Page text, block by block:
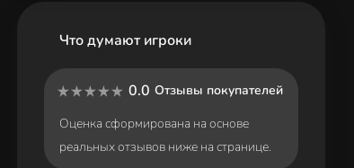
Что думают игроки
0.0 Отзывы покупателей
Оценка сформирована на основе
реальных отзывов ниже на странице.